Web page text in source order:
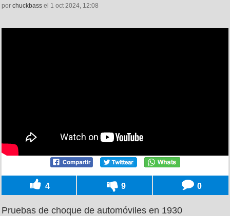
por chuckbass el 1 oct 2024, 12:08
4 9 0
Pruebas de choque de automóviles en 1930